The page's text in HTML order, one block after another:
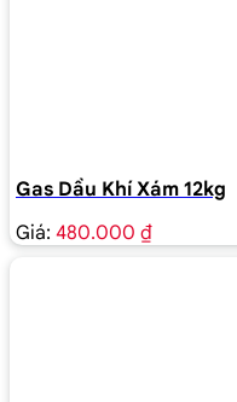
Gas Dầu Khí Xám 12kg
Giá: 480.000 ₫